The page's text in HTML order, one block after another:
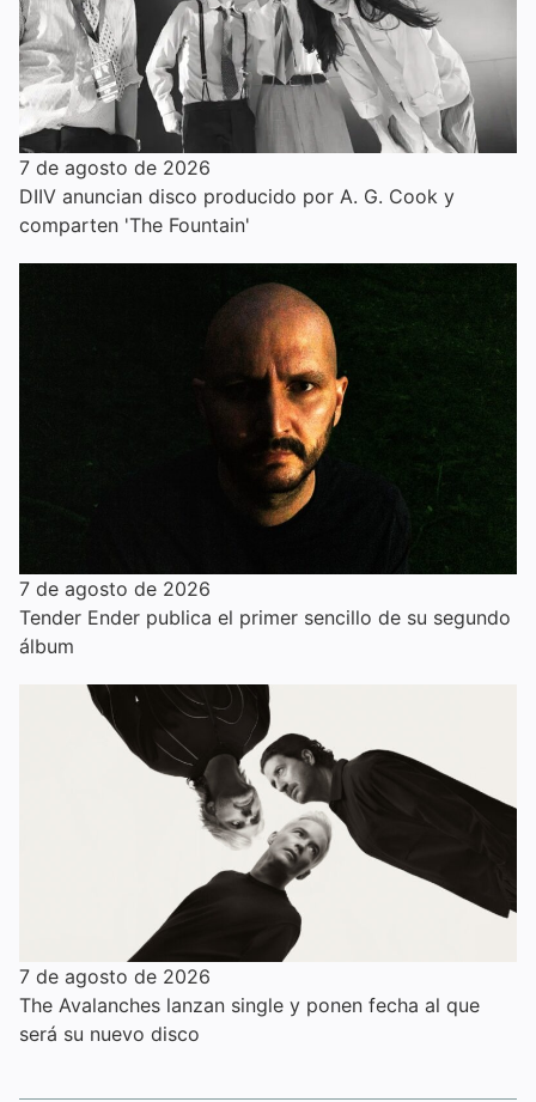
7 de agosto de 2026
DIIV anuncian disco producido por A. G. Cook y
comparten 'The Fountain'
7 de agosto de 2026
Tender Ender publica el primer sencillo de su segundo
álbum
7 de agosto de 2026
The Avalanches lanzan single y ponen fecha al que
será su nuevo disco